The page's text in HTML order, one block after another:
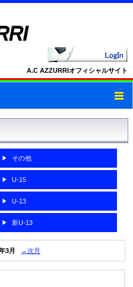
A.C AZZURRIオフィシャルサイト
その他
U-15
U-13
新U-13
3月 →次月